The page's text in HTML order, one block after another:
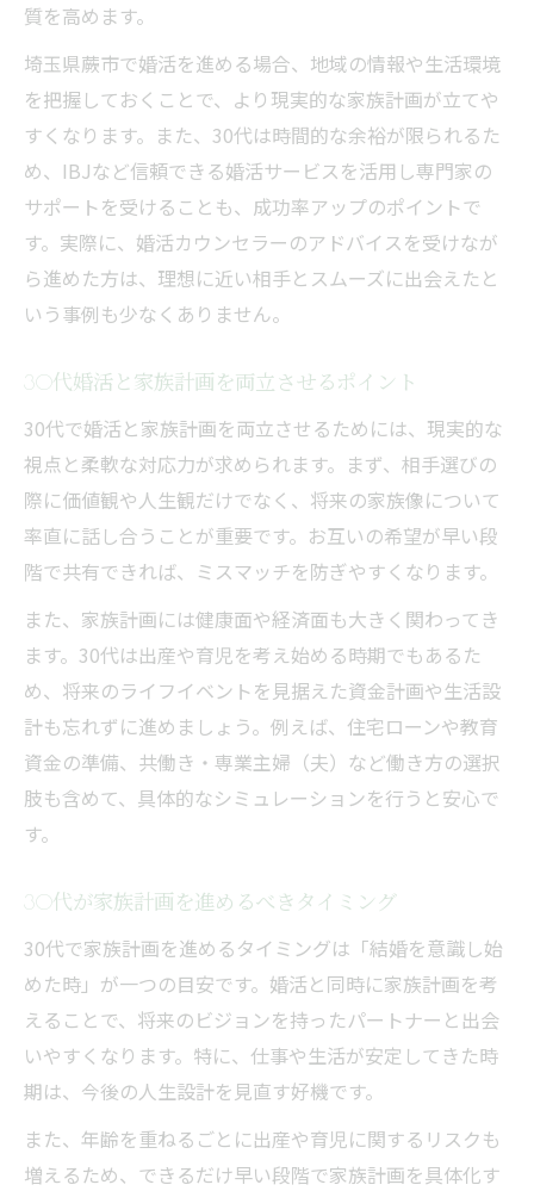
質を高めます。
埼玉県蕨市で婚活を進める場合、地域の情報や生活環境
を把握しておくことで、より現実的な家族計画が立てや
すくなります。また、30代は時間的な余裕が限られるた
め、IBJなど信頼できる婚活サービスを活用し専門家の
サポートを受けることも、成功率アップのポイントで
す。実際に、婚活カウンセラーのアドバイスを受けなが
ら進めた方は、理想に近い相手とスムーズに出会えたと
いう事例も少なくありません。
30代婚活と家族計画を両立させるポイント
30代で婚活と家族計画を両立させるためには、現実的な
視点と柔軟な対応力が求められます。まず、相手選びの
際に価値観や人生観だけでなく、将来の家族像について
率直に話し合うことが重要です。お互いの希望が早い段
階で共有できれば、ミスマッチを防ぎやすくなります。
また、家族計画には健康面や経済面も大きく関わってき
ます。30代は出産や育児を考え始める時期でもあるた
め、将来のライフイベントを見据えた資金計画や生活設
計も忘れずに進めましょう。例えば、住宅ローンや教育
資金の準備、共働き・専業主婦（夫）など働き方の選択
肢も含めて、具体的なシミュレーションを行うと安心で
す。
30代が家族計画を進めるべきタイミング
30代で家族計画を進めるタイミングは「結婚を意識し始
めた時」が一つの目安です。婚活と同時に家族計画を考
えることで、将来のビジョンを持ったパートナーと出会
いやすくなります。特に、仕事や生活が安定してきた時
期は、今後の人生設計を見直す好機です。
また、年齢を重ねるごとに出産や育児に関するリスクも
増えるため、できるだけ早い段階で家族計画を具体化す